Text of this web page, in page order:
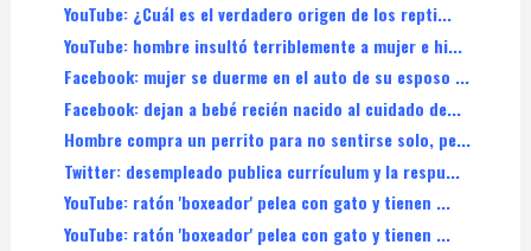
YouTube: ¿Cuál es el verdadero origen de los repti...
YouTube: hombre insultó terriblemente a mujer e hi...
Facebook: mujer se duerme en el auto de su esposo ...
Facebook: dejan a bebé recién nacido al cuidado de...
Hombre compra un perrito para no sentirse solo, pe...
Twitter: desempleado publica currículum y la respu...
YouTube: ratón 'boxeador' pelea con gato y tienen ...
YouTube: ratón 'boxeador' pelea con gato y tienen ...